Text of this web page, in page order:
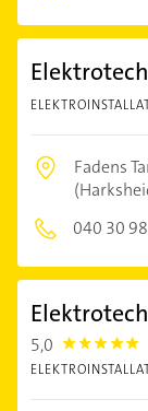
Fadens
040 30
5,0 5.0